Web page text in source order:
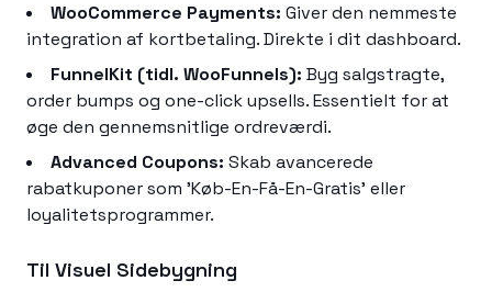
WooCommerce Payments: Giver den nemmeste
integration af kortbetaling. Direkte i dit dashboard.
FunnelKit (tidl. WooFunnels): Byg salgstragte,
order bumps og one-click upsells. Essentielt for at
øge den gennemsnitlige ordreværdi.
Advanced Coupons: Skab avancerede
rabatkuponer som 'Køb-En-Få-En-Gratis' eller
loyalitetsprogrammer.
Til Visuel Sidebygning